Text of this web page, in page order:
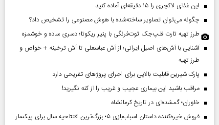
این غذای لاکچری را ۱۵ دقیقه‌ای آماده کنید
چگونه می‌توان تصاویر ساخته‌شده با هوش مصنوعی را تشخیص داد؟
طرز تهیه تارت فلپ‌جک توت‌فرنگی با پنیر ریکوتا؛ دسری ساده و خوشمزه
آشنایی با آش‌های اصیل ایرانی؛ از آش عباسعلی تا آش ترخینه + خواص و
طرز تهیه
پارک شیرین قابلیت‌ بالایی برای اجرای پروژهای تفریحی دارد
مراقب باشید این بیماری عجیب و غریب را از کنه نگیرید!
خاوران؛ گمشده‌ای در تاریخ کرمانشاه
فروش خیره‌کننده داستان اسباب‌بازی ۵؛ بزرگ‌ترین افتتاحیه سال برای پیکسار